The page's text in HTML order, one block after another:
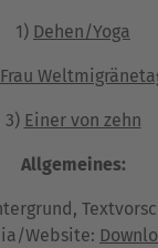
1) Dehen/Yoga
Frau
3) Einer von zehn
Allgemeines:
Website: